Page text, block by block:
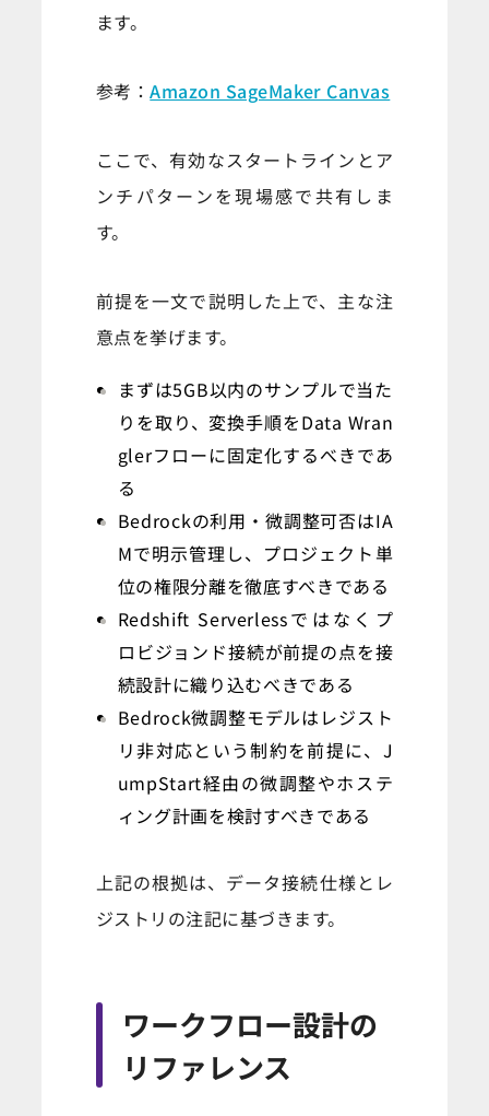
ます。
参考：Amazon SageMaker Canvas
ここで、有効なスタートラインとア
ンチパターンを現場感で共有しま
す。
前提を一文で説明した上で、主な注
意点を挙げます。
まずは5GB以内のサンプルで当た
りを取り、変換手順をData Wran
glerフローに固定化するべきであ
る
Bedrockの利用・微調整可否はIA
Mで明示管理し、プロジェクト単
位の権限分離を徹底すべきである
Redshift Serverlessではなくプ
ロビジョンド接続が前提の点を接
続設計に織り込むべきである
Bedrock微調整モデルはレジスト
リ非対応という制約を前提に、J
umpStart経由の微調整やホステ
ィング計画を検討すべきである
上記の根拠は、データ接続仕様とレ
ジストリの注記に基づきます。
ワークフロー設計の
リファレンス